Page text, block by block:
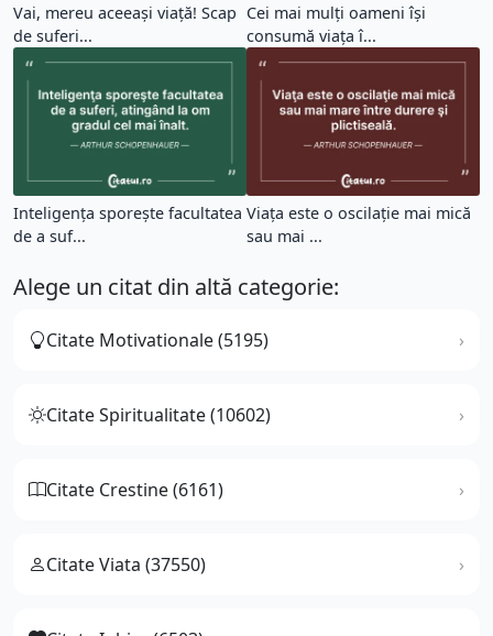
Vai, mereu aceeaşi viaţă! Scap
de suferi...
Cei mai mulți oameni își
consumă viața î...
Inteligenţa sporeşte facultatea
de a suf...
Viaţa este o oscilaţie mai mică
sau mai ...
Alege un citat din altă categorie:
Citate Motivationale (5195)
Citate Spiritualitate (10602)
Citate Crestine (6161)
Citate Viata (37550)